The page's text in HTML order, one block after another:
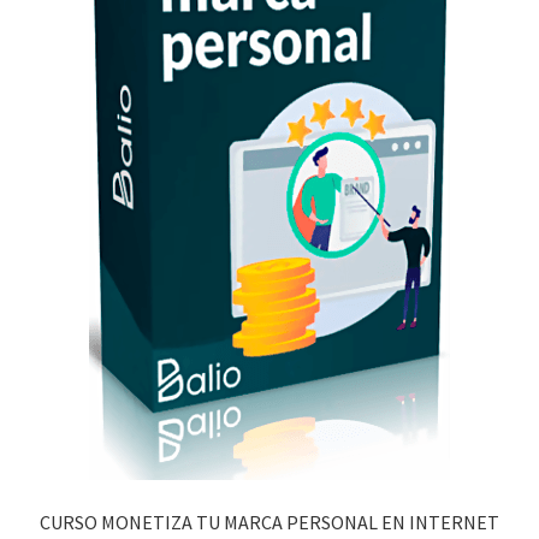
CURSO MONETIZA TU MARCA PERSONAL EN INTERNET